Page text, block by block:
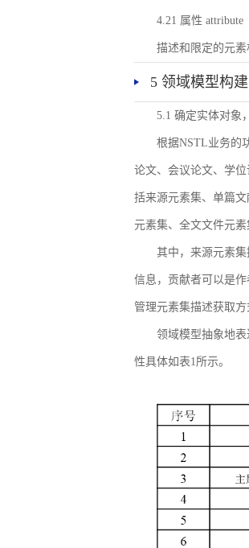
4.21 属性 attribute
描述和限定的元
5 领域模型构建
5.1 确定实体对象
根据NSTL业务的
论文、会议论文、学
括来源元素集、单篇
元素集、全文文件元
其中，来源元素
信息，贡献者可以是
管理元素集描述获取
领域模型抽象地
性具体如表1所示。